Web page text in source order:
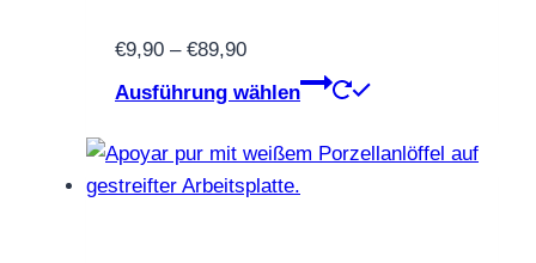
€9,90 – €89,90Preisspanne:
€9,90
€89,90
Ausführung wählen
Dieses
weist